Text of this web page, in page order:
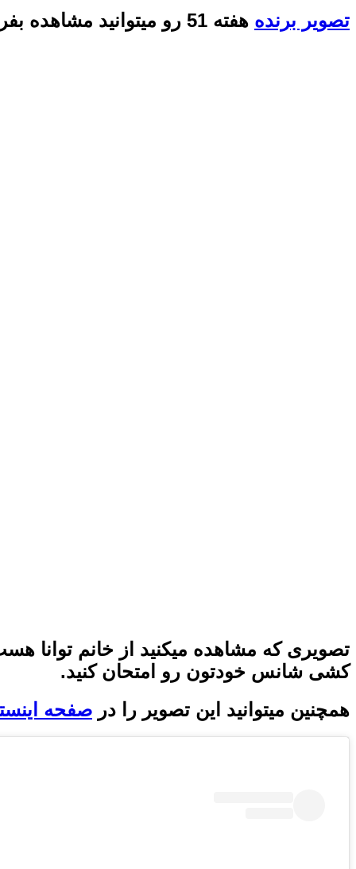
تصویر برنده هفته 51 رو میتوانید مشاهده بفرمایید:
تصویری که مشاهده میکنید از خانم توانا
کشی شانس خودتون رو امتحان کنید.
همچنین میتوانید این تصویر را در صفحه